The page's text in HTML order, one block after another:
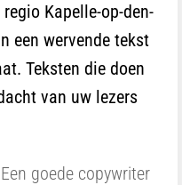
Kapelle-op-den-
een wervende tekst
Teksten die doen
van uw lezers
goede copywriter